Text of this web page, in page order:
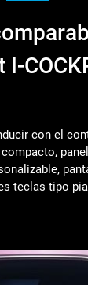
I-
con el
teclas tipo